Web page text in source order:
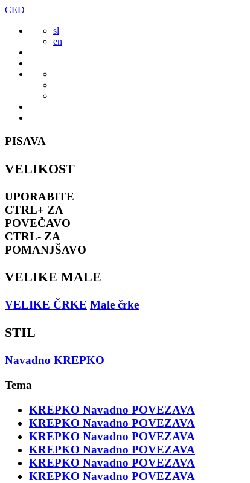
Preskoči
vsebine
CED
sl
en
PISAVA
VELIKOST
UPORABITE
CTRL+ ZA
POVEČAVO
CTRL- ZA
POMANJŠAVO
VELIKE MALE
VELIKE ČRKE Male črke
STIL
Navadno KREPKO
Tema
KREPKO Navadno POVEZAVA
KREPKO Navadno POVEZAVA
KREPKO Navadno POVEZAVA
KREPKO Navadno POVEZAVA
KREPKO Navadno POVEZAVA
KREPKO Navadno POVEZAVA